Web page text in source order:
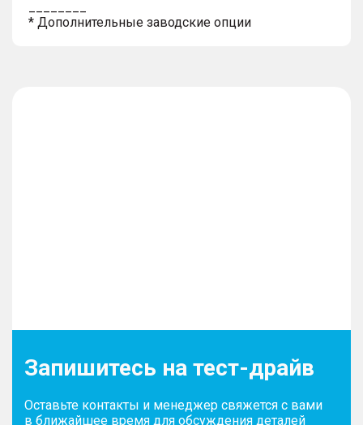
* Дополнительные заводские опции
Запишитесь на тест-драйв
Оставьте контакты и менеджер свяжется с вами
в ближайшее время для обсуждения деталей